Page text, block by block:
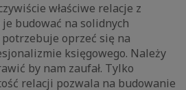
właściwe relacje z
budować na solidnych
oprzeć się na
księgowego. Należy
by nam zaufał. Tylko
relacji pozwala na budowanie